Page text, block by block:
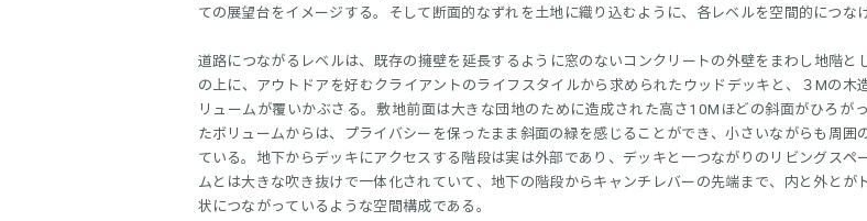
ての展望台をイメージする。そして断面的なずれを土地に織り込むように、各レベルを空間的につな
道路につながるレベルは、既存の擁壁を延長するように窓のないコンクリートの外壁をまわし地階と
の上に、アウトドアを好むクライアントのライフスタイルから求められたウッドデッキと、３Mの木
リュームが覆いかぶさる。敷地前面は大きな団地のために造成された高さ10Mほどの斜面がひろが
たボリュームからは、プライバシーを保ったまま斜面の緑を感じることができ、小さいながらも周囲
ている。地下からデッキにアクセスする階段は実は外部であり、デッキと一つながりのリビングスペ
ムとは大きな吹き抜けで一体化されていて、地下の階段からキャンチレバーの先端まで、内と外とが
状につながっているような空間構成である。